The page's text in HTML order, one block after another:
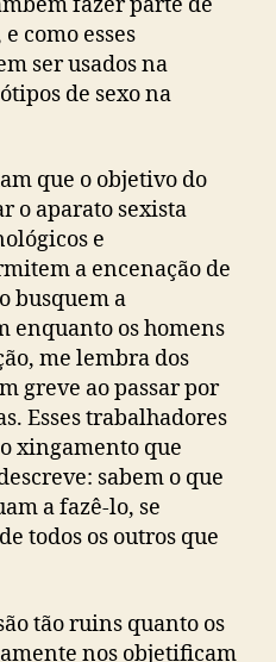
como esses
ser usados na
de sexo na
que o objetivo do
o aparato sexista
e
a encenação de
busquem a
enquanto os homens
me lembra dos
greve ao passar por
Esses trabalhadores
xingamento que
sabem o que
a fazê-lo, se
todos os outros que
tão ruins quanto os
nos objetificam